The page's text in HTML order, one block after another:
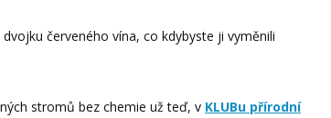
červeného vína, co kdybyste ji vyměnili
stromů bez chemie už teď, v KLUBu přírodní